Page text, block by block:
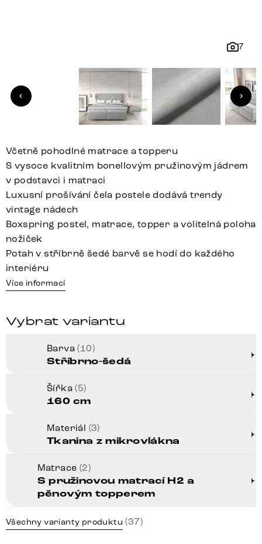
7
Včetně pohodlné matrace a topperu
S vysoce kvalitním bonellovým pružinovým jádrem
v podstavci i matraci
Luxusní prošívání čela postele dodává trendy
vintage nádech
Boxspring postel, matrace, topper a volitelná poloha
nožiček
Potah v stříbrně šedé barvě se hodí do každého
interiéru
Více informací
Vybrat variantu
Barva(10)
Stříbrno-šedá
Šířka(5)
160 cm
Materiál (3)
Tkanina z mikrovlákna
Matrace (2)
S pružinovou matrací H2 a
pěnovým topperem
Všechny varianty produktu (37)